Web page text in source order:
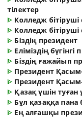
тілектер
ᐈ Колледж
ᐈ Колледж
ᐈ Біздің президент
ᐈ Еліміздің бүгінгі
ᐈ Біздің ғажайып
ᐈ Президент
ᐈ Президент
ᐈ Қазақ үшін туған
ᐈ Бұл қазаққа
ᐈ Ең алғашқы